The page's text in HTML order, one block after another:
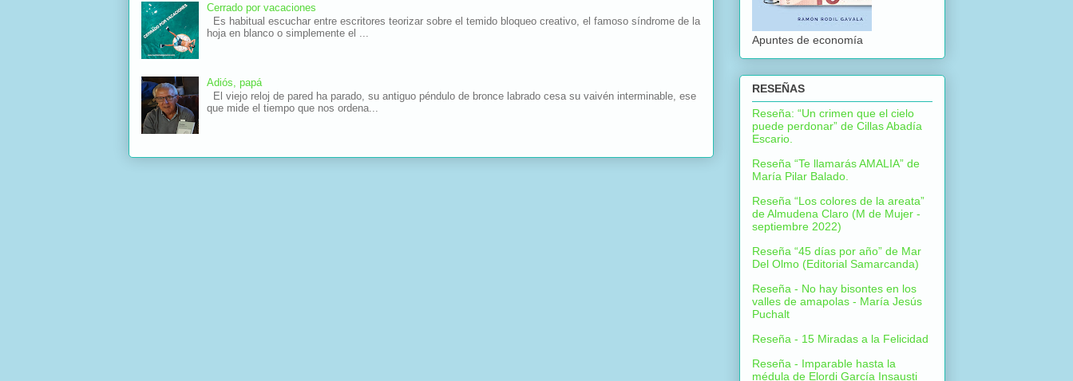
Cerrado por vacaciones
Es habitual escuchar entre escritores teorizar sobre el temido bloqueo creativo, el famoso síndrome de la
hoja en blanco o simplemente el ...
Adiós, papá
El viejo reloj de pared ha parado, su antiguo péndulo de bronce labrado cesa su vaivén interminable, ese
que mide el tiempo que nos ordena...
Apuntes de economía
RESEÑAS
Reseña: “Un crimen que el cielo
puede perdonar” de Cillas Abadía
Escario.
Reseña “Te llamarás AMALIA” de
María Pilar Balado.
Reseña “Los colores de la areata”
de Almudena Claro (M de Mujer -
septiembre 2022)
Reseña “45 días por año” de Mar
Del Olmo (Editorial Samarcanda)
Reseña - No hay bisontes en los
valles de amapolas - María Jesús
Puchalt
Reseña - 15 Miradas a la Felicidad
Reseña - Imparable hasta la
médula de Elordi García Insausti